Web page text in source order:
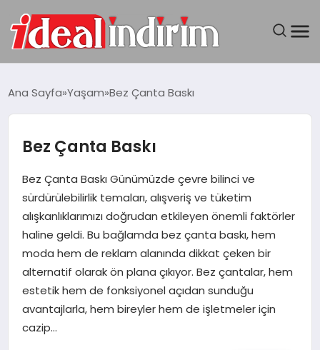
BILGISAYAR
DÜNYA
SEYAHAT
TEKNOLOJI
YAŞAM
Ana Sayfa Yaşam Bez Çanta Baskı
Bez Çanta Baskı
Bez Çanta Baskı Günümüzde çevre bilinci ve
sürdürülebilirlik temaları, alışveriş ve tüketim
alışkanlıklarımızı doğrudan etkileyen önemli faktörler
haline geldi. Bu bağlamda bez çanta baskı, hem
moda hem de reklam alanında dikkat çeken bir
alternatif olarak ön plana çıkıyor. Bez çantalar, hem
estetik hem de fonksiyonel açıdan sunduğu
avantajlarla, hem bireyler hem de işletmeler için
cazip…